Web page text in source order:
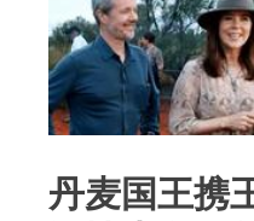
丹麦国王携